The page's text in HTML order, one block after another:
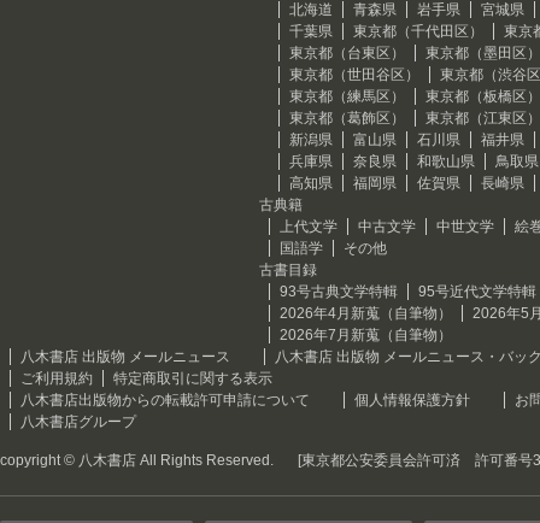
北海道
青森県 岩手県
宮城県
千葉県
東京都（千代田区）
東京
東京都（台東区）
東京都（墨田区）
東京都（世田谷区）
東京都（渋谷
東京都（練馬区）
東京都（板橋区）
東京都（葛飾区）
東京都（江東区）
新潟県
富山県 石川県
福井県
兵庫県
奈良県 和歌山県
鳥取県
高知県
福岡県 佐賀県
長崎県
古典籍
上代文学
中古文学 中世文学
絵
国語学
その他
古書目録
93号古典文学特輯
95号近代文学特輯
2026年4月新蒐（自筆物）
2026年5
2026年7月新蒐（自筆物）
八木書店 出版物 メールニュース
八木書店 出版物 メールニュース・バッ
ご利用規約
特定商取引に関する表示
八木書店出版物からの転載許可申請について
個人情報保護方針
お
八木書店グループ
copyright © 八木書店 All Rights Reserved. [東京都公安委員会許可済 許可番号